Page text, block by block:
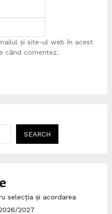
și site-ul web în acest
când comentez.
SEARCH
selecția și acordarea
2027